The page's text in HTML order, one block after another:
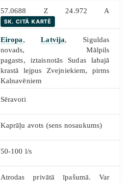
57.0688 Z 24.972 A
SK. CITĀ KARTĒ
Eiropa,Latvija, Siguldas
novads, Mālpils
pagasts, iztaisnotās Sudas labajā
krastā lejpus Zvejniekiem, pirms
Kalnavēniem
Sēravoti
Kaprāļu avots (sens nosaukums)
50-100 l/s
Atrodas privātā īpašumā. Var